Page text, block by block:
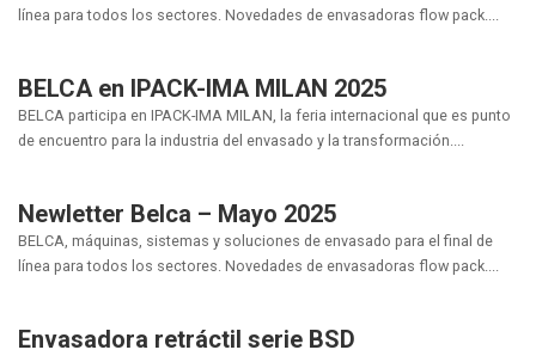
línea para todos los sectores. Novedades de envasadoras flow pack....
BELCA en IPACK-IMA MILAN 2025
BELCA participa en IPACK-IMA MILAN, la feria internacional que es punto
de encuentro para la industria del envasado y la transformación....
Newletter Belca – Mayo 2025
BELCA, máquinas, sistemas y soluciones de envasado para el final de
línea para todos los sectores. Novedades de envasadoras flow pack....
Envasadora retráctil serie BSD